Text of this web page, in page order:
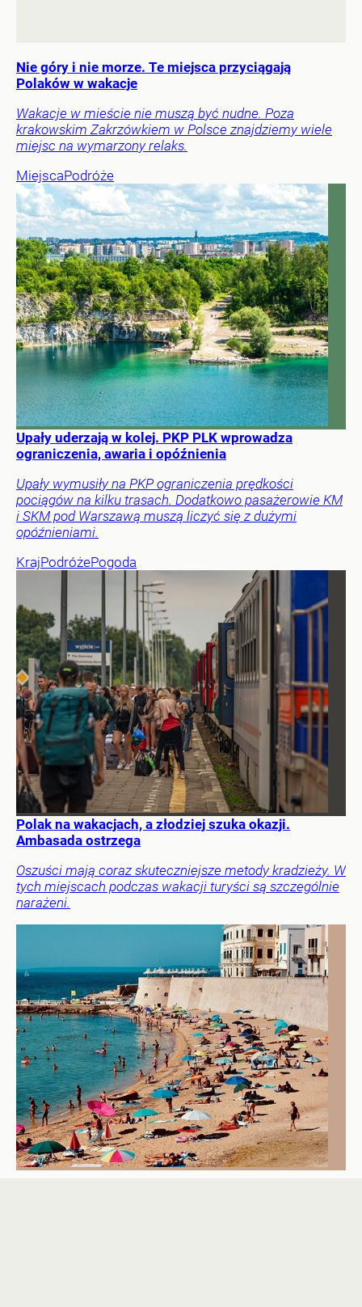
Nie góry i nie morze. Te miejsca przyciągają
Polaków w wakacje
Wakacje w mieście nie muszą być nudne. Poza
krakowskim Zakrzówkiem w Polsce znajdziemy wiele
miejsc na wymarzony relaks.
MiejscaPodróże
Upały uderzają w kolej. PKP PLK wprowadza
ograniczenia, awaria i opóźnienia
Upały wymusiły na PKP ograniczenia prędkości
pociągów na kilku trasach. Dodatkowo pasażerowie KM
i SKM pod Warszawą muszą liczyć się z dużymi
opóźnieniami.
KrajPodróżePogoda
Polak na wakacjach, a złodziej szuka okazji.
Ambasada ostrzega
Oszuści mają coraz skuteczniejsze metody kradzieży. W
tych miejscach podczas wakacji turyści są szczególnie
narażeni.